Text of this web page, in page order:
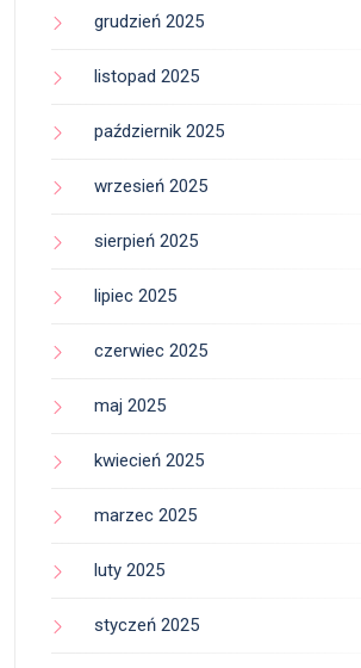
grudzień 2025
listopad 2025
październik 2025
wrzesień 2025
sierpień 2025
lipiec 2025
czerwiec 2025
maj 2025
kwiecień 2025
marzec 2025
luty 2025
styczeń 2025